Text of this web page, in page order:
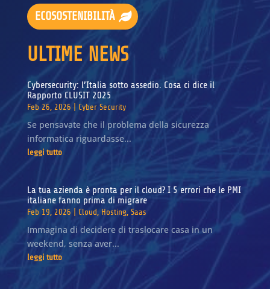
ECOSOSTENIBILITÀ
ULTIME NEWS
Cybersecurity: l’Italia sotto assedio. Cosa ci dice il
Rapporto CLUSIT 2025
Feb 26, 2026 Cyber Security
Se pensavate che il problema della sicurezza
informatica riguardasse...
leggi tutto
La tua azienda è pronta per il cloud? I 5 errori che le PMI
italiane fanno prima di migrare
Feb 19, 2026 Cloud, Hosting, Saas
Immagina di decidere di traslocare casa in un
weekend, senza aver...
leggi tutto